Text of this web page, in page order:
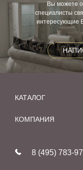
Вы можете
специалисты
интересующие
КАТАЛОГ
Мебель
КОМПАНИЯ
Реставрация
8 (495) 783-